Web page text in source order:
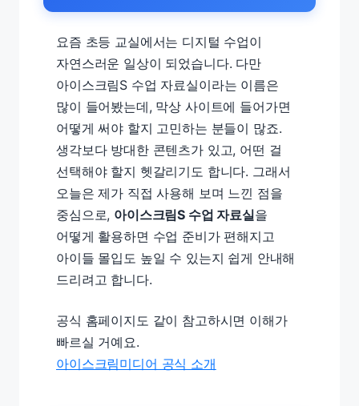
요즘 초등 교실에서는 디지털 수업이
자연스러운 일상이 되었습니다. 다만
아이스크림S 수업 자료실이라는 이름은
많이 들어봤는데, 막상 사이트에 들어가면
어떻게 써야 할지 고민하는 분들이 많죠.
생각보다 방대한 콘텐츠가 있고, 어떤 걸
선택해야 할지 헷갈리기도 합니다. 그래서
오늘은 제가 직접 사용해 보며 느낀 점을
중심으로, 아이스크림S 수업 자료실을
어떻게 활용하면 수업 준비가 편해지고
아이들 몰입도 높일 수 있는지 쉽게 안내해
드리려고 합니다.
공식 홈페이지도 같이 참고하시면 이해가
빠르실 거예요.
아이스크림미디어 공식 소개